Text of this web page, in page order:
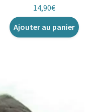
14,90€
Ajouter au panier